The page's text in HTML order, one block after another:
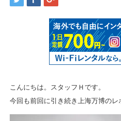
こんにちは。スタッフＨです。
今回も前回に引き続き上海万博のレ